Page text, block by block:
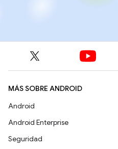
MÁS SOBRE ANDROID
Android
Android Enterprise
Seguridad